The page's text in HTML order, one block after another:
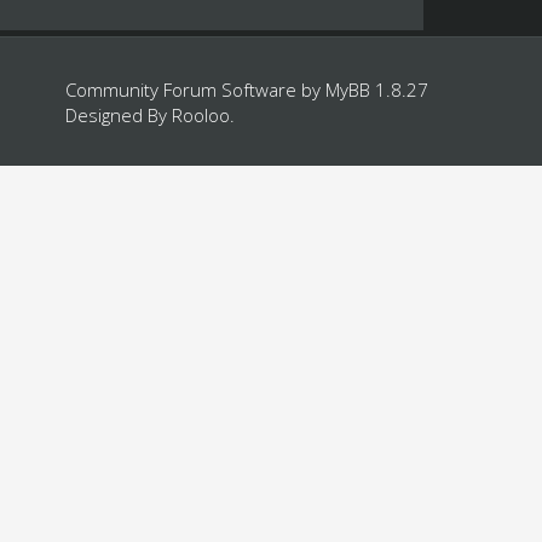
Community Forum Software by MyBB 1.8.27
Designed By Rooloo.